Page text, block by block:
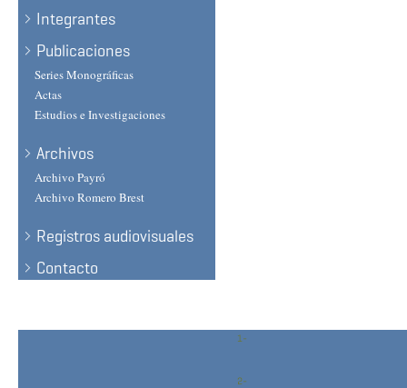
Integrantes
Publicaciones
Series Monográficas
Actas
Estudios e Investigaciones
Archivos
Archivo Payró
Archivo Romero Brest
Registros audiovisuales
Contacto